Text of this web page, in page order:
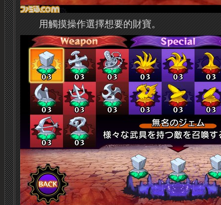
用觸摸操作選擇想要的財寶。